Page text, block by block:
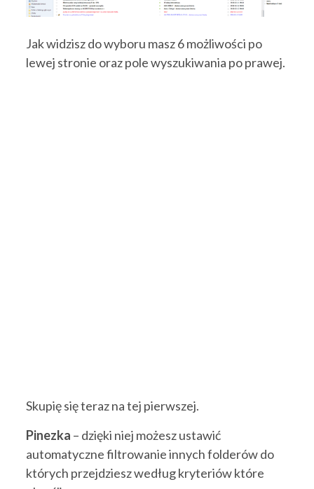
Jak widzisz do wyboru masz 6 możliwości po
lewej stronie oraz pole wyszukiwania po prawej.
Skupię się teraz na tej pierwszej.
Pinezka – dzięki niej możesz ustawić
automatyczne filtrowanie innych folderów do
których przejdziesz według kryteriów które